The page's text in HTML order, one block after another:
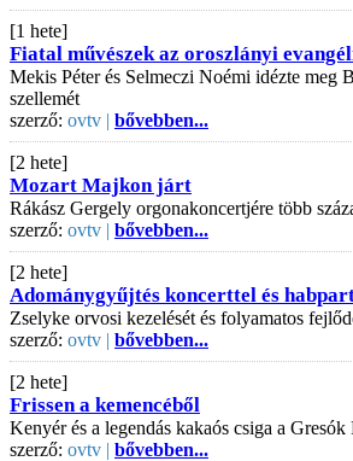
[1 hete]
Fiatal művészek az oroszlányi
Mekis Péter és Selmeczi Noémi idézte meg
szellemét
szerző: ovtv | bővebben...
[2 hete]
Mozart Majkon járt
Rákász Gergely orgonakoncertjére több
szerző: ovtv | bővebben...
[2 hete]
Adománygyűjtés koncerttel és
Zselyke orvosi kezelését és folyamatos
szerző: ovtv | bővebben...
[2 hete]
Frissen a kemencéből
Kenyér és a legendás kakaós csiga a Gresók
szerző: ovtv | bővebben...